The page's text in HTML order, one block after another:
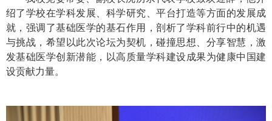
绍了学校在学科发展、科学研究、平台打造等方面的发展成
就，强调了基础医学的基石作用，剖析了学科前行中的机遇
与挑战，希望以此次论坛为契机，碰撞思想、分享智慧，激
发基础医学创新潜能，以高质量学科建设成果为健康中国建
设贡献力量。